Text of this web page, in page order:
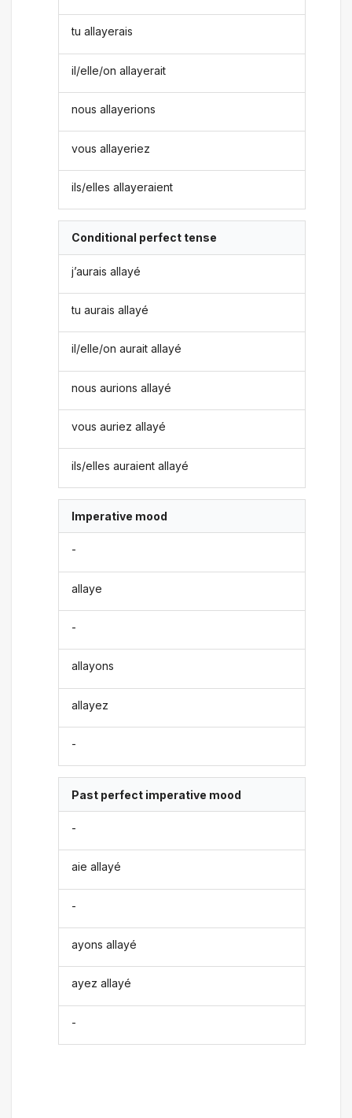
tu allayerais
il/elle/on allayerait
nous allayerions
vous allayeriez
ils/elles allayeraient
Conditional perfect tense
j’aurais allayé
tu aurais allayé
il/elle/on aurait allayé
nous aurions allayé
vous auriez allayé
ils/elles auraient allayé
Imperative mood
-
allaye
-
allayons
allayez
-
Past perfect imperative mood
-
aie allayé
-
ayons allayé
ayez allayé
-